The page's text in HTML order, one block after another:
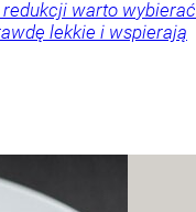
warto wybierać
lekkie i wspierają